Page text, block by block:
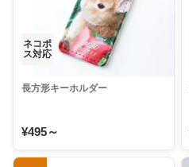
ネコポ
ス対応
長方形キーホルダー
¥495～